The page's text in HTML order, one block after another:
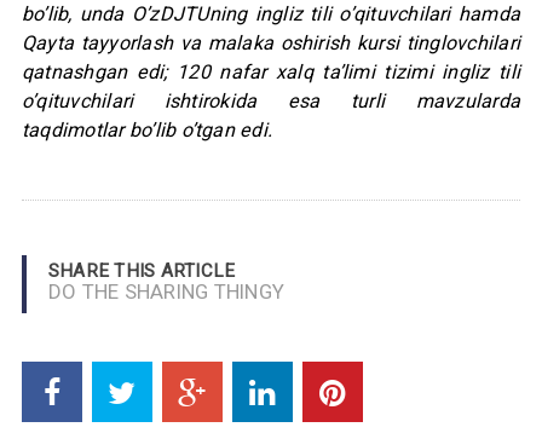
bo’lib, unda O’zDJTUning ingliz tili o’qituvchilari hamda
Qayta tayyorlash va malaka oshirish kursi tinglovchilari
qatnashgan edi; 120 nafar xalq ta’limi tizimi ingliz tili
o’qituvchilari ishtirokida esa turli mavzularda
taqdimotlar bo’lib o’tgan edi.
SHARE THIS ARTICLE
DO THE SHARING THINGY